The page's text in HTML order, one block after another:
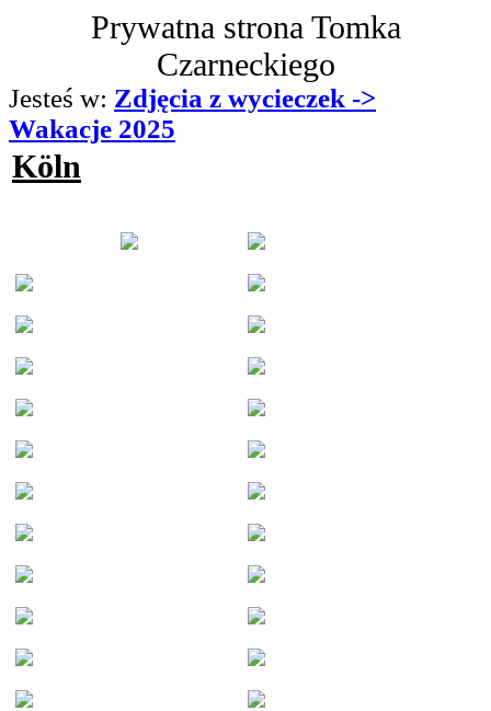
Prywatna strona Tomka
Czarneckiego
Jesteś w: Zdjęcia z wycieczek ->
Wakacje 2025
Köln